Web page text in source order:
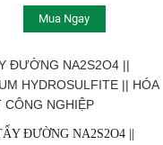
Mua Ngay
ĐƯỜNG NA2S2O4 ||